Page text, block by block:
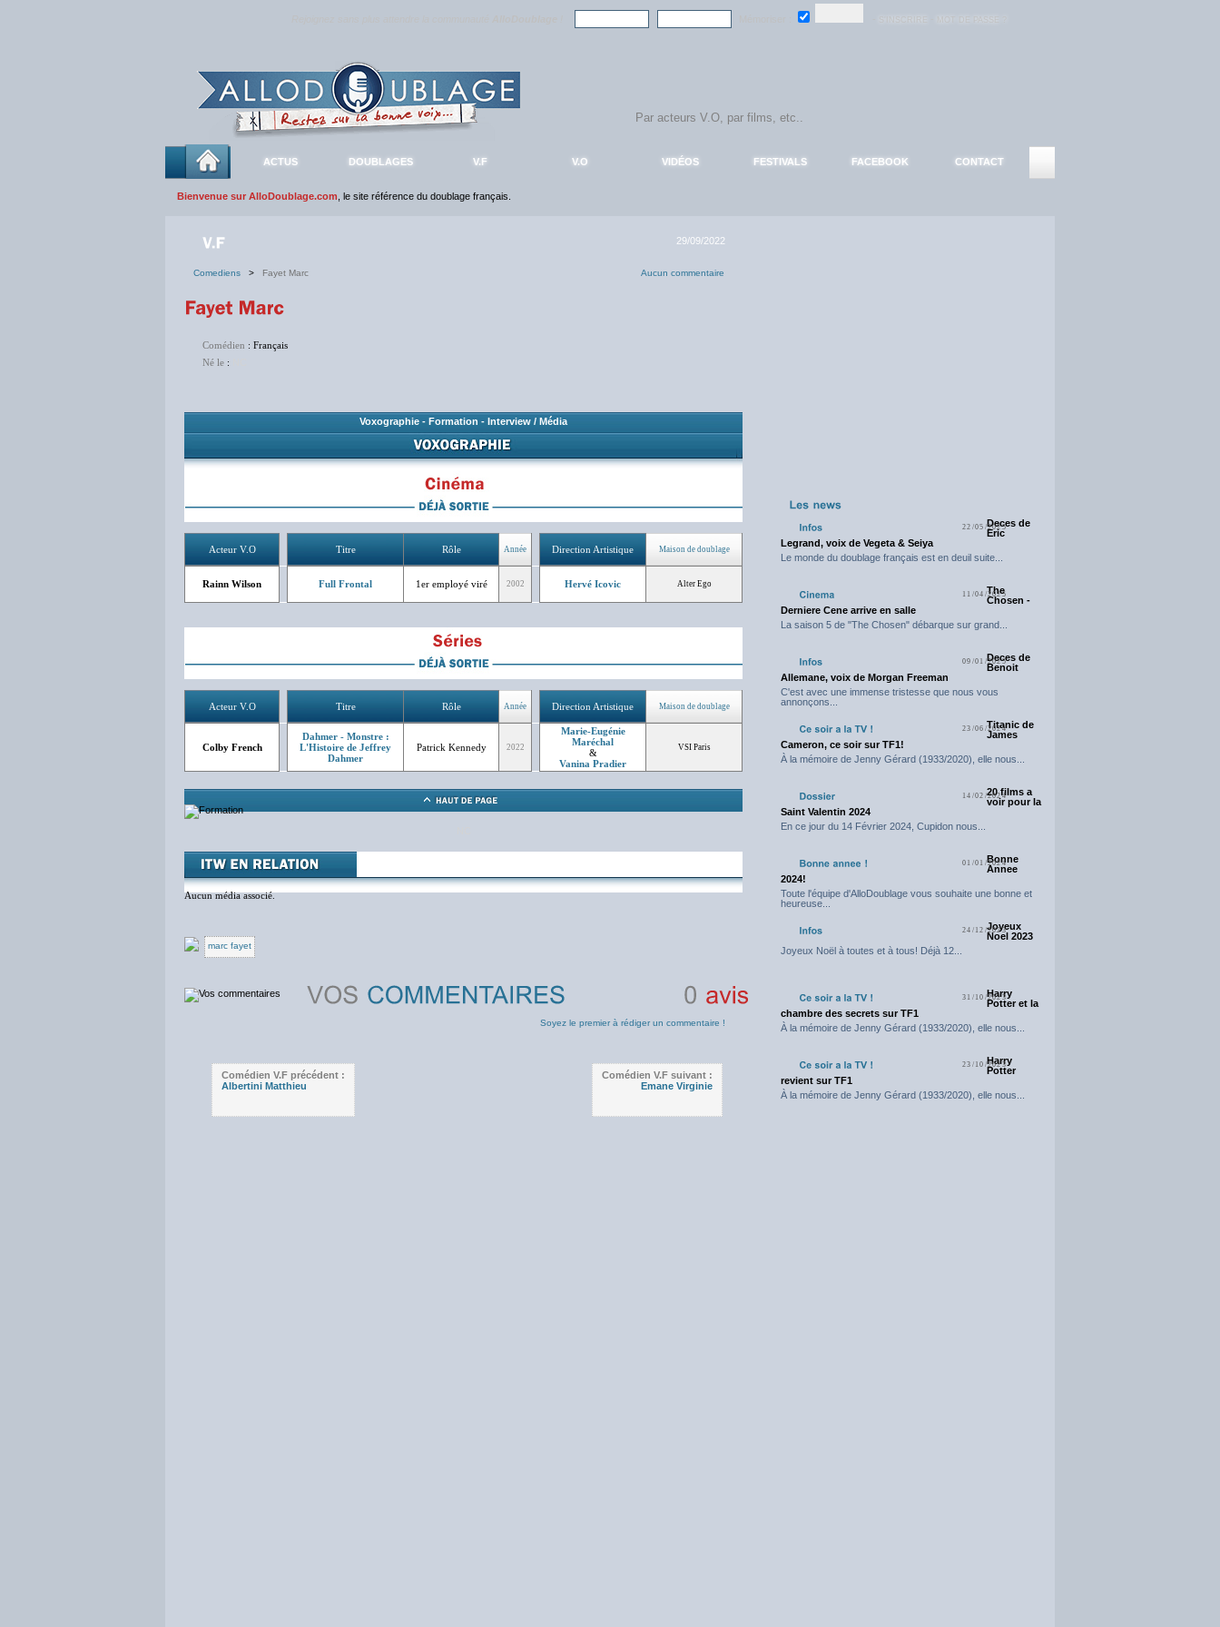
ACTUS DOUBLAGES V.F V.O VIDÉOS FESTIVALS FACEBOOK CONTACT
Bienvenue sur AlloDoublage.com , le site référence du doublage français.
29/09/2022
Comediens > Fayet Marc Aucun commentaire
Comédien : Français
Né le :
Voxographie - Formation - Interview / Média
Acteur V.O Titre Rôle Année Direction Artistique Maison de doublage
Rainn Wilson Full Frontal 1er employé viré 2002 Hervé Icovic Alter Ego
Acteur V.O Titre Rôle Année Direction Artistique Maison de doublage
Colby French
Dahmer - Monstre :
L'Histoire de Jeffrey
Dahmer
Patrick Kennedy 2022
Marie-Eugénie
Maréchal
&
Vanina Pradier
VSI Paris
Aucun média associé.
marc fayet
Soyez le premier à rédiger un commentaire !
Comédien V.F précédent :
Albertini Matthieu
Comédien V.F suivant :
Emane Virginie
22/05/2025Deces de
Eric
Legrand, voix de Vegeta & Seiya
Le monde du doublage français est en deuil suite...
11/04/2025
The
Chosen -
Derniere Cene arrive en salle
La saison 5 de "The Chosen" débarque sur grand...
09/01/2025Deces de
Benoit
Allemane, voix de Morgan Freeman
C'est avec une immense tristesse que nous vous
annonçons...
23/06/2024Titanic de
James
Cameron, ce soir sur TF1!
À la mémoire de Jenny Gérard (1933/2020), elle nous...
14/02/202420 films a
voir pour la
Saint Valentin 2024
En ce jour du 14 Février 2024, Cupidon nous...
01/01/2024
Bonne
Annee
2024!
Toute l'équipe d'AlloDoublage vous souhaite une bonne et
heureuse...
24/12/2023
Joyeux
Noel 2023
Joyeux Noël à toutes et à tous! Déjà 12...
31/10/2023
Harry
Potter et la
chambre des secrets sur TF1
À la mémoire de Jenny Gérard (1933/2020), elle nous...
23/10/2023
Harry
Potter
revient sur TF1
À la mémoire de Jenny Gérard (1933/2020), elle nous...